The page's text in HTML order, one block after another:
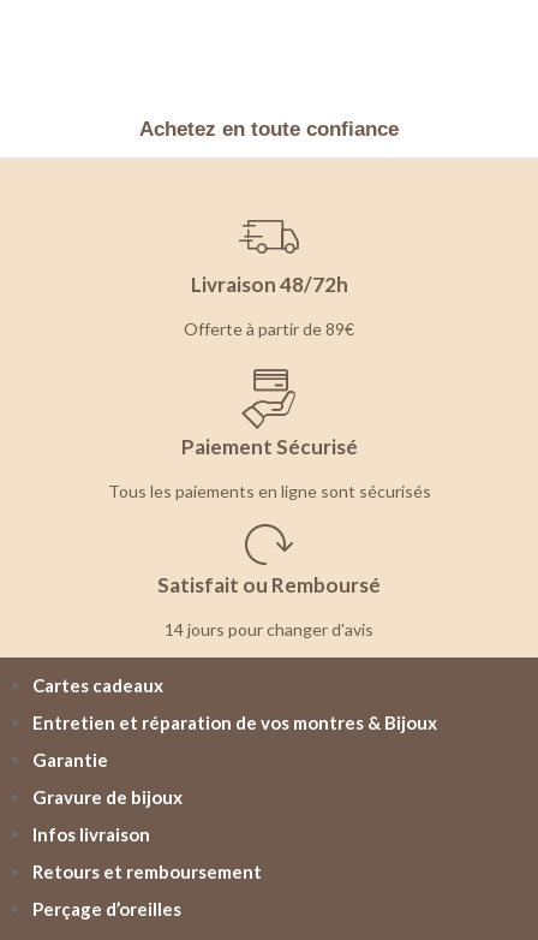
Achetez en toute confiance
Livraison 48/72h
Offerte à partir de 89€
Paiement Sécurisé
Tous les paiements en ligne sont sécurisés
Satisfait ou Remboursé
14 jours pour changer d'avis
Cartes cadeaux
Entretien et réparation de vos montres & Bijoux
Garantie
Gravure de bijoux
Infos livraison
Retours et remboursement
Perçage d’oreilles